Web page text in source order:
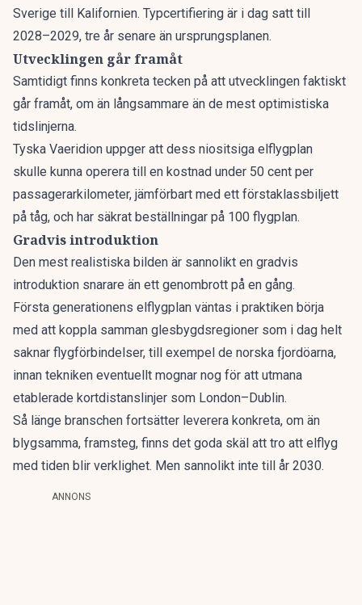
Sverige till Kalifornien. Typcertifiering är i dag satt till
2028–2029, tre år senare än ursprungsplanen.
Utvecklingen går framåt
Samtidigt finns konkreta tecken på att utvecklingen faktiskt
går framåt, om än långsammare än de mest optimistiska
tidslinjerna.
Tyska Vaeridion uppger att dess niositsiga elflygplan
skulle kunna operera till en kostnad under 50 cent per
passagerarkilometer, jämförbart med ett förstaklassbiljett
på tåg, och har säkrat beställningar på 100 flygplan.
Gradvis introduktion
Den mest realistiska bilden är sannolikt en gradvis
introduktion snarare än ett genombrott på en gång.
Första generationens elflygplan väntas i praktiken börja
med att koppla samman glesbygdsregioner som i dag helt
saknar flygförbindelser, till exempel de norska fjordöarna,
innan tekniken eventuellt mognar nog för att utmana
etablerade kortdistanslinjer som London–Dublin.
Så länge branschen fortsätter leverera konkreta, om än
blygsamma, framsteg, finns det goda skäl att tro att elflyg
med tiden blir verklighet. Men sannolikt inte till år 2030.
ANNONS